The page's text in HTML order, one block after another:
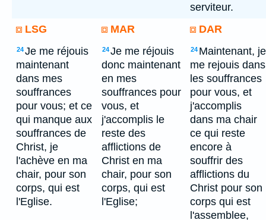
serviteur.
LSG
MAR DAR
24Je me réjouis
maintenant
dans mes
souffrances
pour vous; et ce
qui manque aux
souffrances de
Christ, je
l'achève en ma
chair, pour son
corps, qui est
l'Eglise.
24Je me réjouis
donc maintenant
en mes
souffrances pour
vous, et
j'accomplis le
reste des
afflictions de
Christ en ma
chair, pour son
corps, qui est
l'Eglise;
24 Maintenant, je
me rejouis dans
les souffrances
pour vous, et
j'accomplis
dans ma chair
ce qui reste
encore à
souffrir des
afflictions du
Christ pour son
corps qui est
l'assemblee,